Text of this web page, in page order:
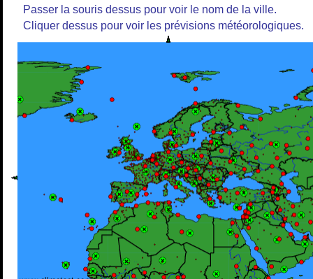
Passer la souris dessus pour voir le nom de la ville.
Cliquer dessus pour voir les prévisions météorologiques.